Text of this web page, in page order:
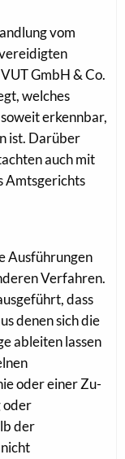
vom
GmbH & Co.
welches
erkennbar,
ist. Darüber
auch mit
Amtsgerichts
Ausführungen
Verfahren.
dass
denen sich die
ableiten lassen
oder einer Zu-
oder
der